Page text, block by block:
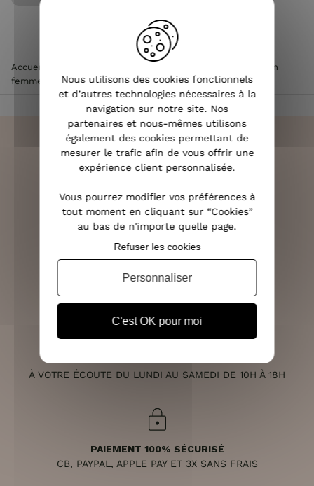
Accueil
Combinaison
femme noire boutons dorés Sira
OFFERTE DÈS 70€
RETOURS SOUS 14 JOURS
À VOTRE ÉCOUTE DU LUNDI AU SAMEDI DE 10H À 18H
PAIEMENT 100% SÉCURISÉ
CB, PAYPAL, APPLE PAY ET 3X SANS FRAIS
Nous utilisons des cookies fonctionnels
et d’autres technologies nécessaires à la
navigation sur notre site. Nos
partenaires et nous-mêmes utilisons
également des cookies permettant de
mesurer le trafic afin de vous offrir une
expérience client personnalisée.
Vous pourrez modifier vos préférences à
tout moment en cliquant sur “Cookies”
au bas de n'importe quelle page.
C'est OK pour moi
Refuser les cookies
Personnaliser